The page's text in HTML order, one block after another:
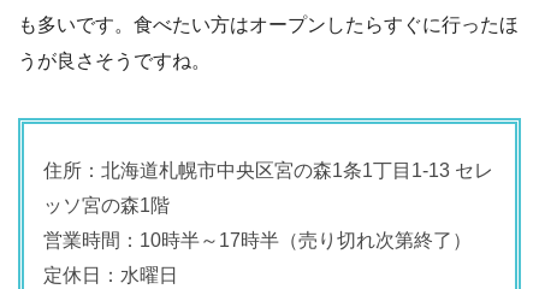
も多いです。食べたい方はオープンしたらすぐに行ったほ
うが良さそうですね。
住所：北海道札幌市中央区宮の森1条1丁目1-13 セレ
ッソ宮の森1階
営業時間：10時半～17時半（売り切れ次第終了）
定休日：水曜日